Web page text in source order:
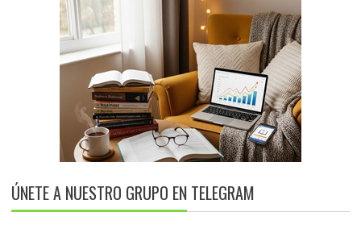
ÚNETE A NUESTRO GRUPO EN TELEGRAM